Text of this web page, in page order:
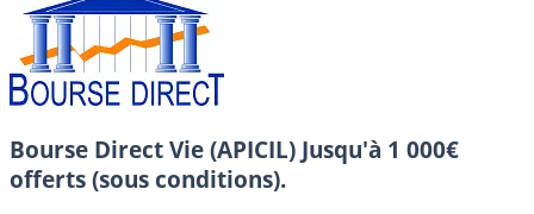
Bourse Direct Vie (APICIL) Jusqu'à 1 000€
offerts (sous conditions).